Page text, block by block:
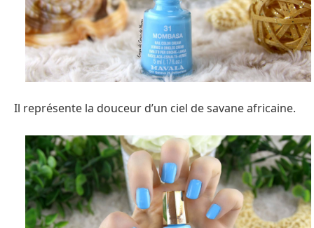
Il représente la douceur d’un ciel de savane africaine.